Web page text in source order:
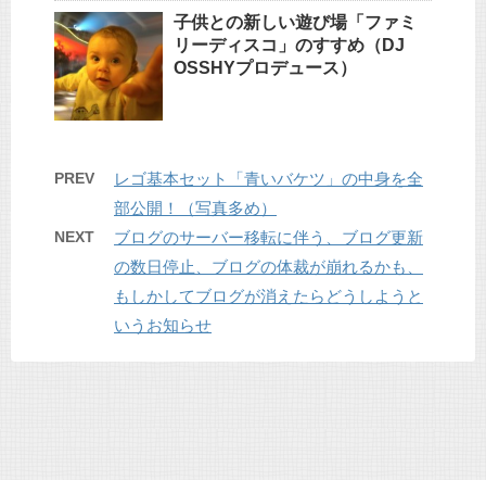
子供との新しい遊び場「ファミ
リーディスコ」のすすめ（DJ
OSSHYプロデュース）
PREV
レゴ基本セット「青いバケツ」の中身を全
部公開！（写真多め）
NEXT
ブログのサーバー移転に伴う、ブログ更新
の数日停止、ブログの体裁が崩れるかも、
もしかしてブログが消えたらどうしようと
いうお知らせ